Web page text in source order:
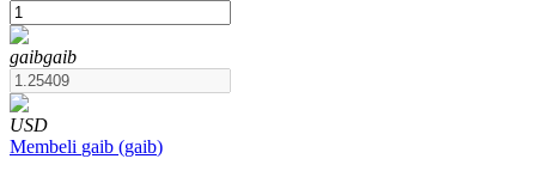
gaibgaib
USD
Membeli gaib (gaib)